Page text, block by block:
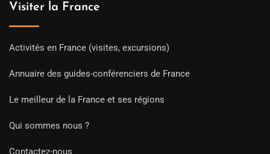
Visiter la France
Activités en France (visites, excursions)
Annuaire des guides-conférenciers de France
Le meilleur de la France et ses régions
Qui sommes nous ?
Contactez-nous